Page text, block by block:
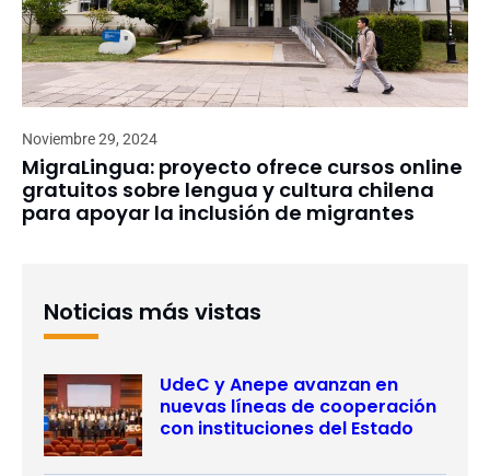
Noviembre 29, 2024
MigraLingua: proyecto ofrece cursos online
gratuitos sobre lengua y cultura chilena
para apoyar la inclusión de migrantes
Noticias más vistas
UdeC y Anepe avanzan en
nuevas líneas de cooperación
con instituciones del Estado